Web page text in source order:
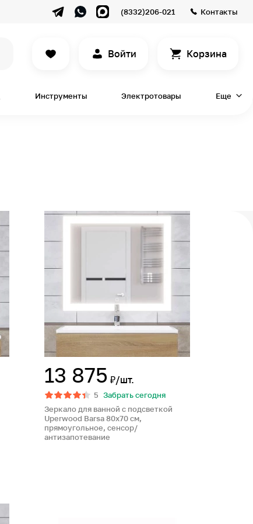
(8332)206-021 Контакты
Войти Корзина
Инструменты Электротовары Еще
13 875 ₽/шт.
5 Забрать сегодня
Зеркало для ванной с подсветкой
Uperwood Barsa 80х70 см,
прямоугольное, сенсор/
антизапотевание